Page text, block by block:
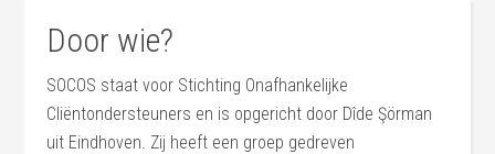
Door wie?
SOCOS staat voor Stichting Onafhankelijke
Cliëntondersteuners en is opgericht door Dîde Şörman
uit Eindhoven. Zij heeft een groep gedreven